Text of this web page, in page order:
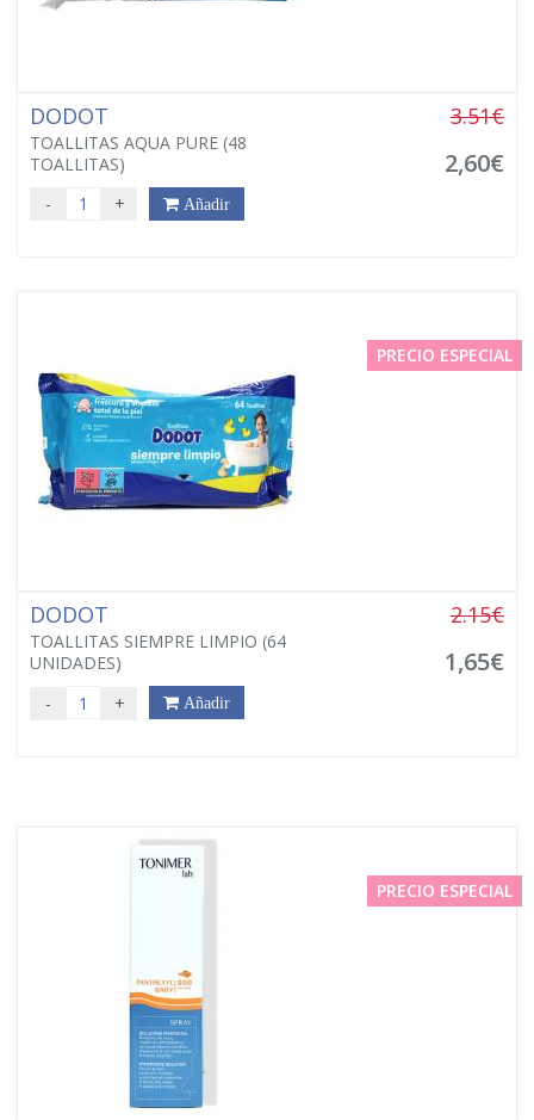
DODOT
TOALLITAS AQUA PURE (48
TOALLITAS)
3.51€
2,60€
- + Añadir
PRECIO ESPECIAL
DODOT
TOALLITAS SIEMPRE LIMPIO (64
UNIDADES)
2.15€
1,65€
- + Añadir
PRECIO ESPECIAL